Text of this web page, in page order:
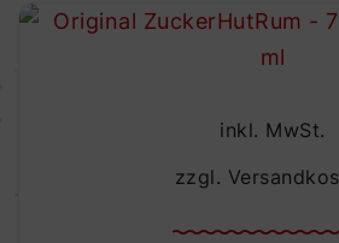
inkl. MwSt.
zzgl.